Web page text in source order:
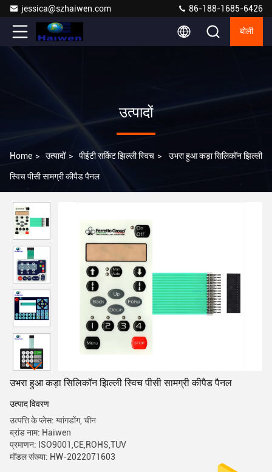
jessica@szhaiwen.com 86-188-1685-6426
बोली
उत्पादों
Home > उत्पादों > पीईटी सर्किट झिल्ली स्विच > उभरा हुआ कड़ा सिलिकॉन झिल्ली
स्विच पीसी सामग्री कीपैड पैनल
उभरा हुआ कड़ा सिलिकॉन झिल्ली स्विच पीसी सामग्री कीपैड पैनल
उत्पाद विवरण
उत्पत्ति के प्लेस: ग्वांगडोंग, चीन
ब्रांड नाम: Haiwen
प्रमाणन: ISO9001,CE,ROHS,TUV
मॉडल संख्या: HW-2022071603